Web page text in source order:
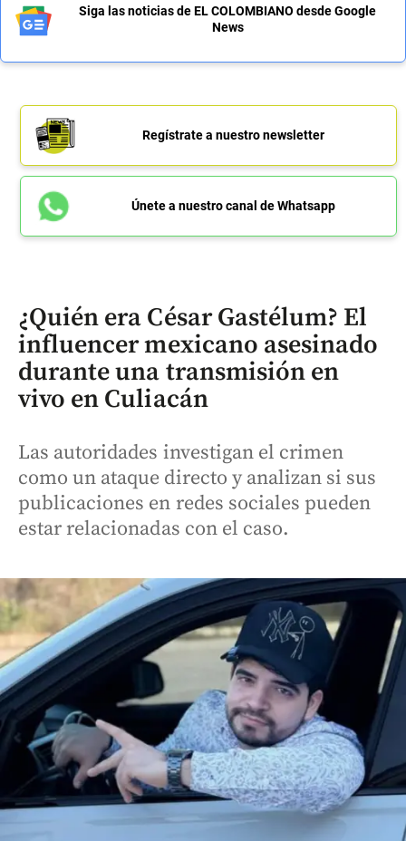
Siga las noticias de EL COLOMBIANO desde Google
News
Regístrate a nuestro newsletter
Únete a nuestro canal de Whatsapp
¿Quién era César Gastélum? El
influencer mexicano asesinado
durante una transmisión en
vivo en Culiacán
Las autoridades investigan el crimen
como un ataque directo y analizan si sus
publicaciones en redes sociales pueden
estar relacionadas con el caso.